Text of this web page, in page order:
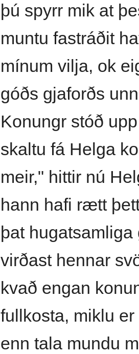
þú spyrr mik at
muntu fastráðit
mínum vilja, ok
góðs gjaforðs
Konungr stóð
skaltu fá Helga
meir," hittir nú
hann hafi rætt
þat
virðast hennar
kvað engan
fullkosta, miklu
enn tala mundu